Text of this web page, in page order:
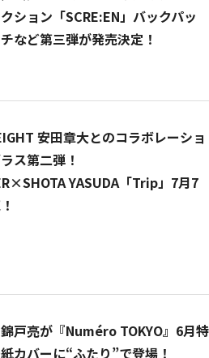
ション「SCRE:EN」バックパッ
など第三弾が発売決定！
安田章大とのコラボレーショ
ス第二弾！
YASUDA「Trip」7月7
戸亮が『Numéro TOKYO』6月特
カバーに“ふたり”で登場！